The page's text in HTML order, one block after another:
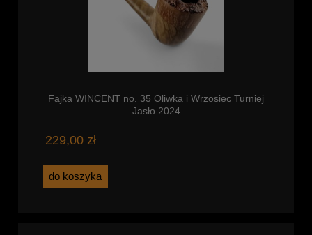
Fajka WINCENT no. 35 Oliwka i Wrzosiec Turniej
Jasło 2024
229,00 zł
do koszyka